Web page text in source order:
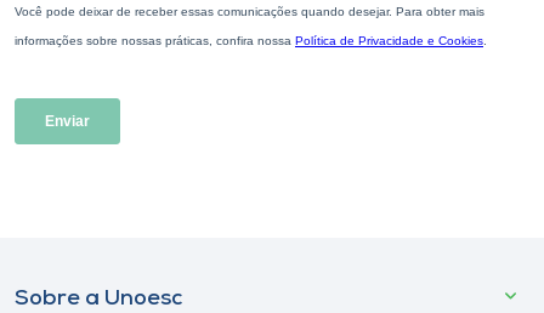
Sobre a Unoesc